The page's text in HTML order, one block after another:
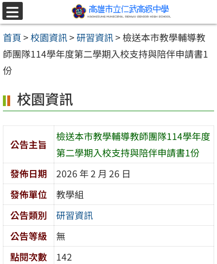
跳至主要內容區
選
單
首頁>校園資訊>研習資訊> 檢送本市教學輔導教
師團隊114學年度第二學期入校支持與陪伴申請書1
份
校園資訊
公告主旨
檢送本市教學輔導教師團隊114學年度
第二學期入校支持與陪伴申請書1份
發佈日期
2026 年 2 月 26 日
發佈單位
教學組
公告類別
研習資訊
公告等級
無
點閱次數
142